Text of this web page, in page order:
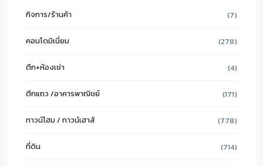
กิจการ/ร้านค้า (7)
คอนโดมิเนี่ยม (278)
ตึก+ห้องเช่า (4)
ตึกแถว /อาคารพาณิชย์ (171)
ทาวน์โฮม / ทาวน์เฮาส์ (778)
ที่ดิน (714)